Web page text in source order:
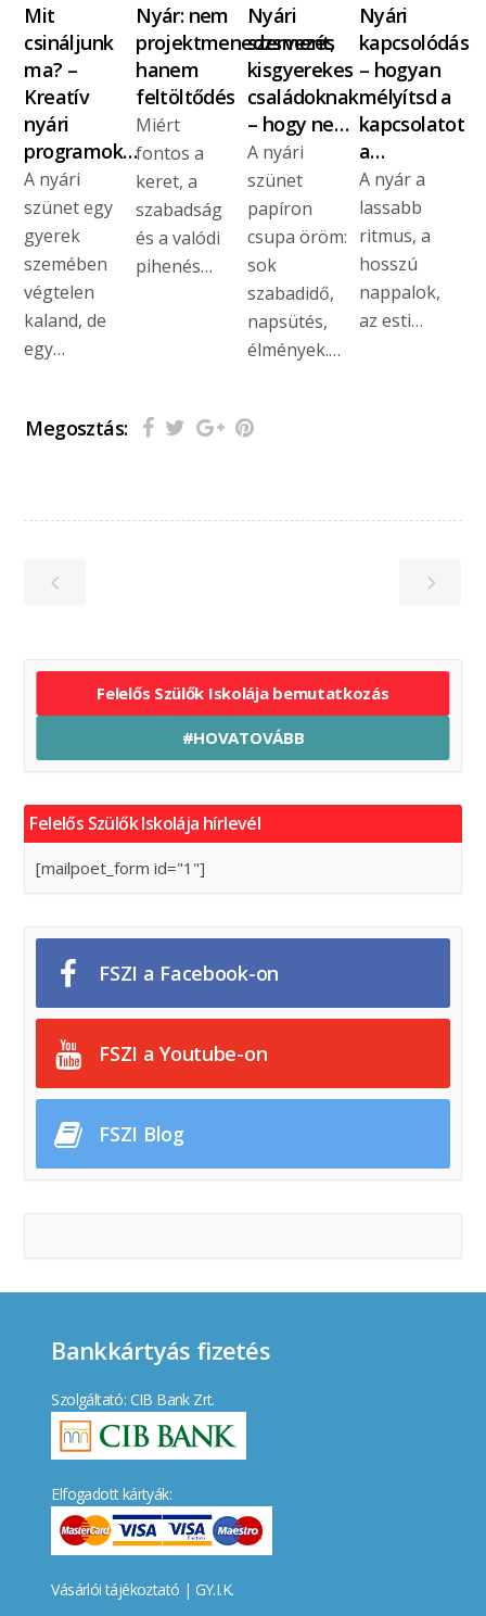
Mit
csináljunk
ma? –
Kreatív
nyári
programok…
A nyári
szünet egy
gyerek
szemében
végtelen
kaland, de
egy…
Nyár: nem
projektmenedzsment,
hanem
feltöltődés
Miért
fontos a
keret, a
szabadság
és a valódi
pihenés…
Nyári
szervezés
kisgyerekes
családoknak
– hogy ne…
A nyári
szünet
papíron
csupa öröm:
sok
szabadidő,
napsütés,
élmények.…
Nyári
kapcsolódás
– hogyan
mélyítsd a
kapcsolatot
a…
A nyár a
lassabb
ritmus, a
hosszú
nappalok,
az esti…
Megosztás:
Felelős Szülők Iskolája bemutatkozás
#HOVATOVÁBB
Felelős Szülők Iskolája hírlevél
[mailpoet_form id="1"]
FSZI a Facebook-on
FSZI a Youtube-on
FSZI Blog
Bankkártyás fizetés
Szolgáltató: CIB Bank Zrt.
Elfogadott kártyák:
Vásárlói tájékoztató | GY.I.K.